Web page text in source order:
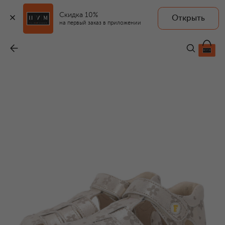
Скидка 10%
на первый заказ в приложении
Открыть
7 420 ₽